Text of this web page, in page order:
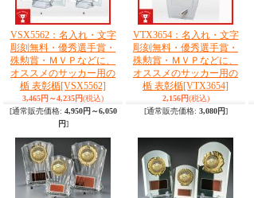
VSX5562：名入れ・文字
彫刻無料・優秀選手賞・
殊勲賞・ＭＶＰなどに、
オススメのサッカー用の
楯 表彰楯[VSX5562]
3,465円～4,235円(税込)
[通常販売価格: 4,950円～6,050
円]
VTX3654：名入れ・文字
彫刻無料・優秀選手賞・
殊勲賞・ＭＶＰなどに、
オススメのサッカー用の
楯 表彰楯[VTX3654]
2,156円(税込)
[通常販売価格: 3,080円]